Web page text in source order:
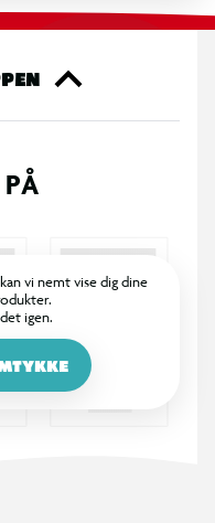
(20 V, 5,0 A maks.)
PÅ
vi nemt vise dig dine
igen.